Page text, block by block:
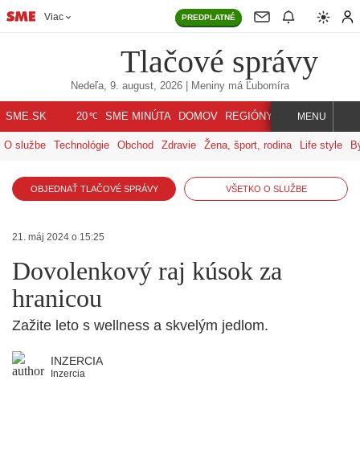
Viac PREDPLATNÉ
Tlačové správy
Nedeľa, 9. august, 2026 | Meniny má Ľubomíra
SME.SK 20℃ SME MINÚTA DOMOV REGIÓNY INDEX SVET
MENU
O službe Technológie Obchod Zdravie Žena, šport, rodina Life style
OBJEDNAŤ TLAČOVÉ SPRÁVY VŠETKO O SLUŽBE
21. máj 2024 o 15:25
Dovolenkový raj kúsok za
hranicou
Zažite leto s wellness a skvelým jedlom.
INZERCIA
Inzercia